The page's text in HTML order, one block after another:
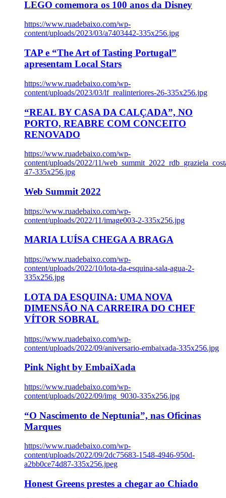
LEGO comemora os 100 anos da Disney
https://www.ruadebaixo.com/wp-
content/uploads/2023/03/a7403442-335x256.jpg
TAP e “The Art of Tasting Portugal”
apresentam Local Stars
https://www.ruadebaixo.com/wp-
content/uploads/2023/03/lf_realinteriores-26-335x256.jpg
“REAL BY CASA DA CALÇADA”, NO
PORTO, REABRE COM CONCEITO
RENOVADO
https://www.ruadebaixo.com/wp-
content/uploads/2022/11/
47-335x256.jpg
Web Summit 2022
https://www.ruadebaixo.com/wp-
content/uploads/2022/11/image003-2-335x256.jpg
MARIA LUÍSA CHEGA A BRAGA
https://www.ruadebaixo.com/wp-
content/uploads/2022/10/lota-da-esquina-sala-agua-2-
335x256.jpg
LOTA DA ESQUINA: UMA NOVA
DIMENSÃO NA CARREIRA DO CHEF
VÍTOR SOBRAL
https://www.ruadebaixo.com/wp-
content/uploads/2022/09/aniversario-embaixada-335x256.jpg
Pink Night by EmbaiXada
https://www.ruadebaixo.com/wp-
content/uploads/2022/09/img_9030-335x256.jpg
“O Nascimento de Neptunia”, nas Oficinas
Marques
https://www.ruadebaixo.com/wp-
content/uploads/2022/09/2dc75683-1548-4946-950d-
a2bb0ce74d87-335x256.jpeg
Honest Greens prestes a chegar ao Chiado